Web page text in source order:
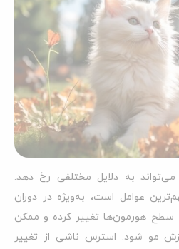
به دلایل مختلفی رخ دهد.
عوامل است، به‌ویژه در دوران
سطح هورمون‌ها تغییر کرده و ممکن
مو شود. استرس ناشی از تغییر